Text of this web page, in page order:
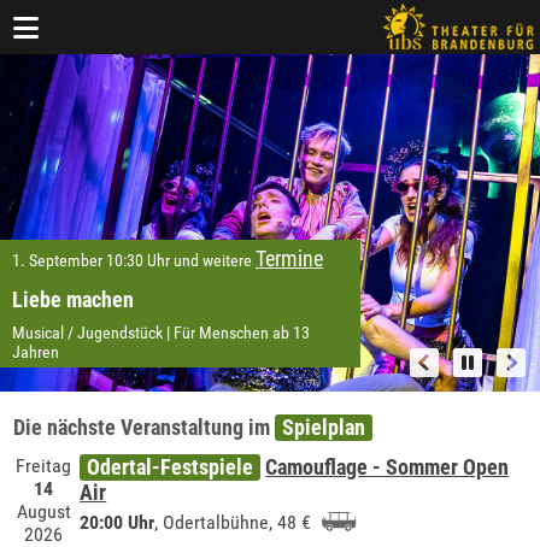
Uckermärkische Bühnen Schwedt
1. September 10:30 Uhr und weitere Termine
Liebe machen
Musical / Jugendstück | Für Menschen ab 13
Jahren
Die nächste Veranstaltung im Spielplan
Freitag
14
August
2026
Odertal-Festspiele Camouflage - Sommer Open
Air
20:00 Uhr, Odertalbühne, 48 €